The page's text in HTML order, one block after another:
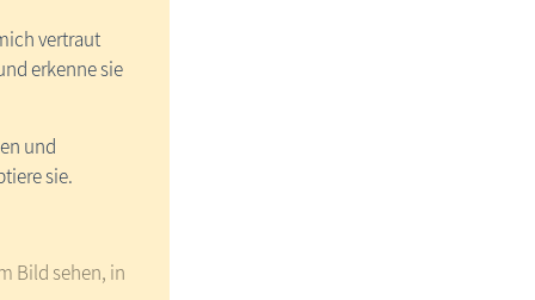
vertraut
erkenne sie
und
sie.
Bild sehen, in